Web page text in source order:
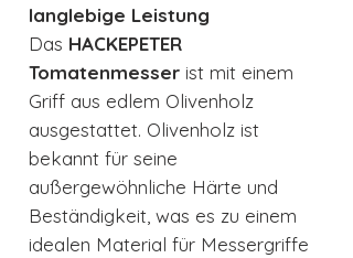
langlebige Leistung
Das HACKEPETER
Tomatenmesser ist mit einem
Griff aus edlem Olivenholz
ausgestattet. Olivenholz ist
bekannt für seine
außergewöhnliche Härte und
Beständigkeit, was es zu einem
idealen Material für Messergriffe